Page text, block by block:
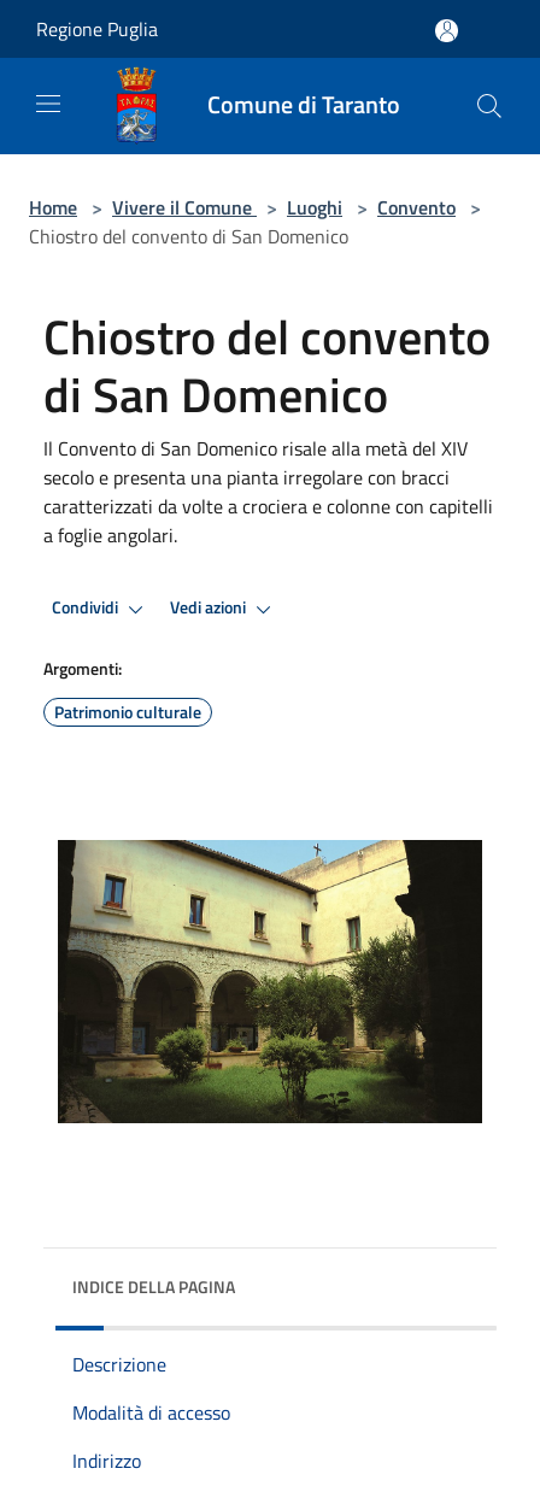
Regione Puglia
Comune di Taranto
Home > Vivere il Comune > Luoghi > Convento >
Chiostro del convento di San Domenico
Chiostro del convento
di San Domenico
Il Convento di San Domenico risale alla metà del XIV
secolo e presenta una pianta irregolare con bracci
caratterizzati da volte a crociera e colonne con capitelli
a foglie angolari.
Condividi Vedi azioni
Argomenti:
Patrimonio culturale
INDICE DELLA PAGINA
Descrizione
Modalità di accesso
Indirizzo